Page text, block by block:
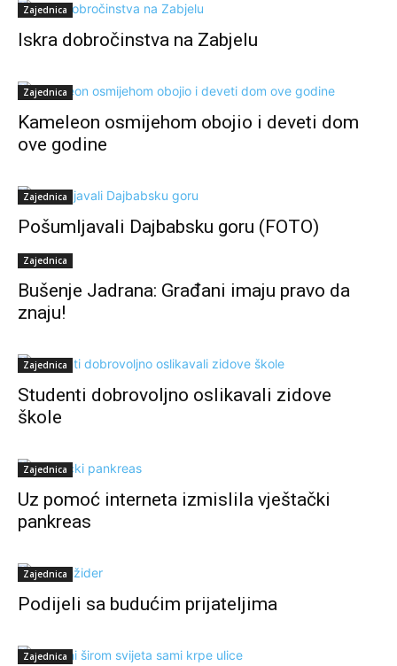
Zajednica
Iskra dobročinstva na Zabjelu
Zajednica
Kameleon osmijehom obojio i deveti dom
ove godine
Zajednica
Pošumljavali Dajbabsku goru (FOTO)
Zajednica
Bušenje Jadrana: Građani imaju pravo da
znaju!
Zajednica
Studenti dobrovoljno oslikavali zidove
škole
Zajednica
Uz pomoć interneta izmislila vještački
pankreas
Zajednica
Podijeli sa budućim prijateljima
Zajednica